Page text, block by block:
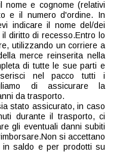
nome e cognome (relativi
e il numero d'ordine. In
indicare il nome del/dei
diritto di recesso.Entro lo
utilizzando un corriere a
merce reinserita nella
di tutte le sue parti e
nel pacco tutti i
di assicurare la
da trasporto.
stato assicurato, in caso
durante il trasporto, ci
gli eventuali danni subiti
si accettano
saldo e per prodotti su